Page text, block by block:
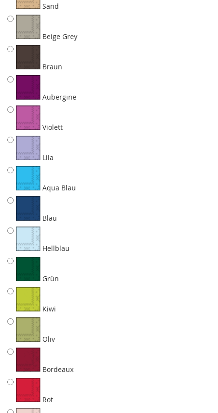
Sand
Beige Grey
Braun
Aubergine
Violett
Lila
Aqua Blau
Blau
Hellblau
Grün
Kiwi
Oliv
Bordeaux
Rot